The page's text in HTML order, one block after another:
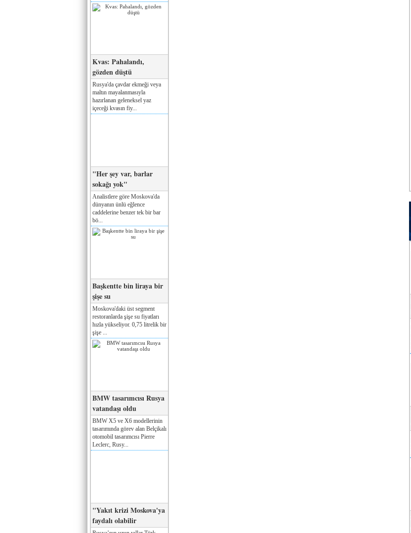
Kvas: Pahalandı,
gözden düştü
Rusya'da çavdar ekmeği veya
maltın mayalanmasıyla
hazırlanan geleneksel yaz
içeceği kvasın fiy...
"Her şey var, barlar
sokağı yok"
Analistlere göre Moskova'da
dünyanın ünlü eğlence
caddelerine benzer tek bir bar
bö...
Başkentte bin liraya bir
şişe su
Moskova'daki üst segment
restoranlarda şişe su fiyatları
hızla yükseliyor. 0,75 litrelik bir
şişe ...
BMW tasarımcısı Rusya
vatandaşı oldu
BMW X5 ve X6 modellerinin
tasarımında görev alan Belçikalı
otomobil tasarımcısı Pierre
Leclerc, Rusy...
"Yakıt krizi Moskova'ya
faydalı olabilir